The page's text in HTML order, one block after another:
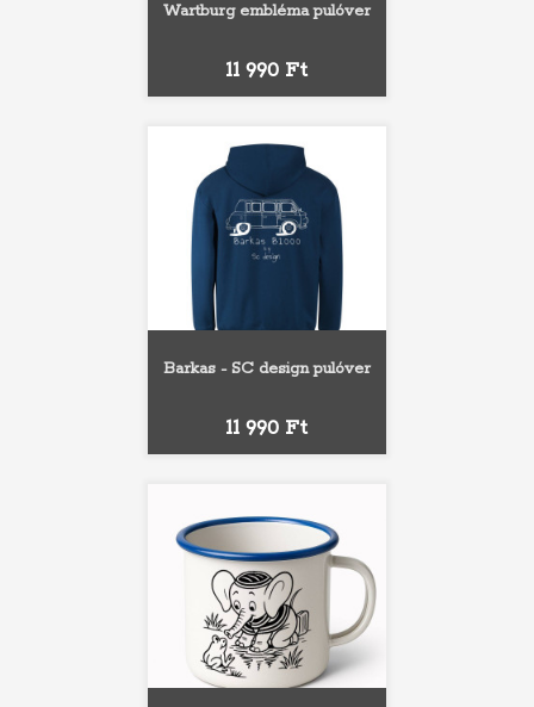
Wartburg embléma pulóver
Ár
11 990 Ft
Barkas - SC design pulóver
Ár
11 990 Ft